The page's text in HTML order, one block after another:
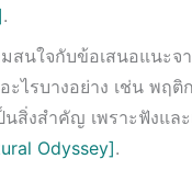
.
สนใจกับข้อเสนอแนะจ
ะไรบางอย่าง เช่น พฤ
สิ่งสำคัญ เพราะฟังและ
Odyssey].